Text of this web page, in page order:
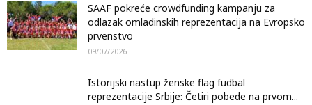
SAAF pokreće crowdfunding kampanju za
odlazak omladinskih reprezentacija na Evropsko
prvenstvo
09/07/2026
Istorijski nastup ženske flag fudbal
reprezentacije Srbije: Četiri pobede na prvom...